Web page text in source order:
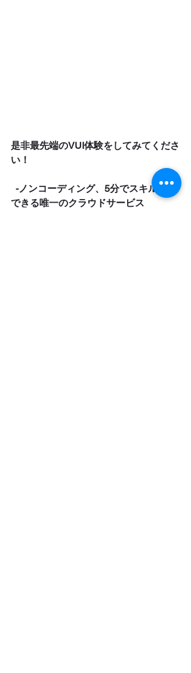
是非最先端のVUI体験をしてみてくださ
い！
-ノンコーディング、5分でスキル制作
できる唯一のクラウドサービス